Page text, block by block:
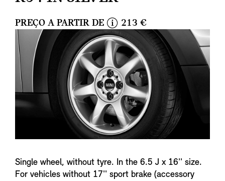
PREÇO A PARTIR DE
i
n
o
213 €
Single wheel, without tyre. In the 6.5 J x 16'' size.
For vehicles without 17'' sport brake (accessory